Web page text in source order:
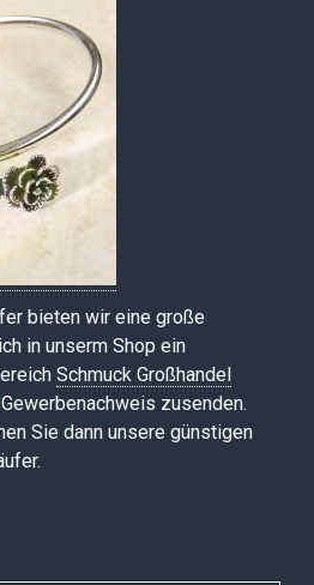
bieten wir eine große
in unserm Shop ein
Schmuck Großhandel
zusenden.
Sie dann unsere günstigen